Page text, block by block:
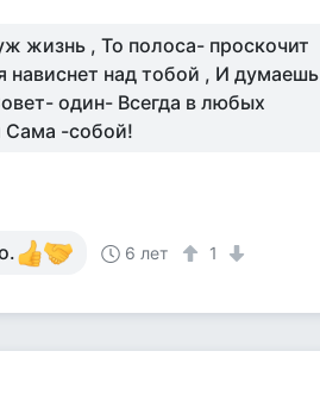
жизнь , То полоса- проскочит
нависнет над тобой , И думаешь
один- Всегда в любых
Сама -собой!
6 лет 1